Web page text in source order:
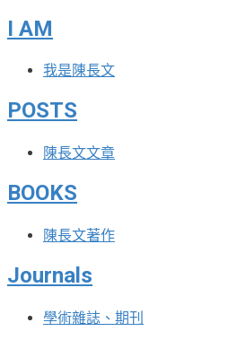
I AM
我是陳長文
POSTS
陳長文文章
BOOKS
陳長文著作
Journals
學術雜誌、期刊